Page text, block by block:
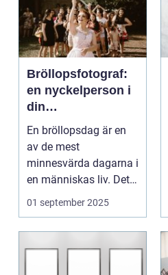
Bröllopsfotograf:
en nyckelperson i
din
bröllopsberättelse
En bröllopsdag är en
av de mest
minnesvärda dagarna i
en människas liv. Det
&aum...
01 september 2025